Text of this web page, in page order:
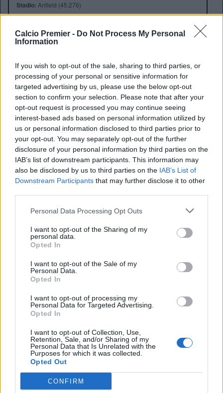
Calcio Premier - Do Not Process My Personal
Information
If you wish to opt-out of the sale, sharing to third parties, or
processing of your personal or sensitive information for
targeted advertising by us, please use the below opt-out
section to confirm your selection. Please note that after your
opt-out request is processed you may continue seeing
interest-based ads based on personal information utilized by
us or personal information disclosed to third parties prior to
your opt-out. You may separately opt-out of the further
disclosure of your personal information by third parties on the
IAB’s list of downstream participants. This information may
also be disclosed by us to third parties on the IAB’s List of
Downstream Participants that may further disclose it to other
Personal Data Processing Opt Outs
I want to opt-out of the Sharing of my
personal data.
Opted In
I want to opt-out of the Sale of my
Personal Data.
Opted In
I want to opt-out of processing my
Personal Data for Targeted Advertising.
Opted In
I want to opt-out of Collection, Use,
Retention, Sale, and/or Sharing of my
Personal Data that Is Unrelated with the
Purposes for which it was collected.
Opted Out
CONFIRM
Stadio: Anfield (45.276)
Città:Liverpool
Manager:Arne Slot
Premier League:19
FA Cup:8
League Cup:10
FA Community Shield:16
Champions League:6
Supercoppa Europea:4
Coppa del Mondo per Club:1
Liverpool: è già emergenza infortuni. Il punto sui possibili
ritorni
Leoni vede il ritorno: il punto sul recupero dall'infortunio
Chi è Ibrahim Mbaye, il talento del PSG finito nel mirino
del Liverpool
Tottenham scatenato per Gakpo: contatto con gli agenti,
PSG, Mbaye fuori dal progetto: Liverpool in pole, ma la
Per la pubblicità su questo sito contatta:
Per informazioni contatta:
Copyright © 2001-2013 Fab Four 2013 Srl. Tutti i diritti riservati